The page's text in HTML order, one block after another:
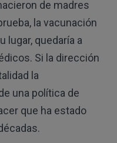
de madres
la vacunación
lugar, quedaría a
Si la dirección
la
una política de
que ha estado